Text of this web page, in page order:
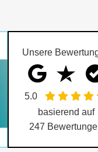
Unsere
5.0
basierend auf
247